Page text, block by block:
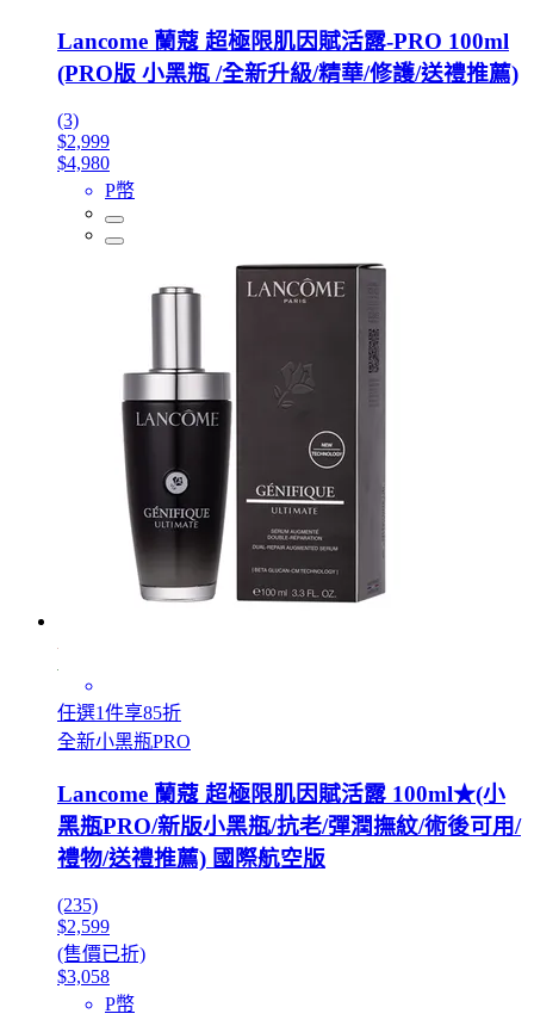
Lancome 蘭蔻 超極限肌因賦活露-PRO 100ml
(PRO版 小黑瓶 /全新升級/精華/修護/送禮推薦)
(3)
$2,999
$4,980
P幣
任選1件享85折
全新小黑瓶PRO
Lancome 蘭蔻 超極限肌因賦活露 100ml★(小
黑瓶PRO/新版小黑瓶/抗老/彈潤撫紋/術後可用/
禮物/送禮推薦) 國際航空版
(235)
$2,599
(售價已折)
$3,058
P幣